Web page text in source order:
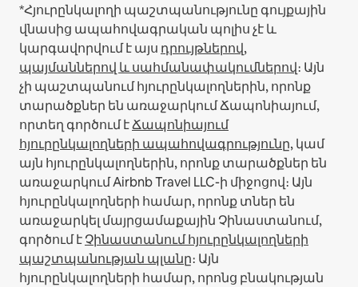
*Հյուրընկալողի պաշտպանությունը գույքային
վնասից ապահովագրական պոլիս չէ և
կարգավորվում է այս դրույթներով,
պայմաններով և սահմանափակումներով։ Այն
չի պաշտպանում հյուրընկալողներին, որոնք
տարածքներ են առաջարկում Ճապոնիայում,
որտեղ գործում էՃապոնիայում
հյուրընկալողների ապահովագրությունը, կամ
այն հյուրընկալողներին, որոնք տարածքներ են
առաջարկում Airbnb Travel LLC-ի միջոցով։ Այն
հյուրընկալողների համար, որոնք տներ են
առաջարկել մայրցամաքային Չինաստանում,
գործում էՉինաստանում հյուրընկալողների
պաշտպանության պլանը։ Այն
հյուրընկալողների համար, որոնց բնակության